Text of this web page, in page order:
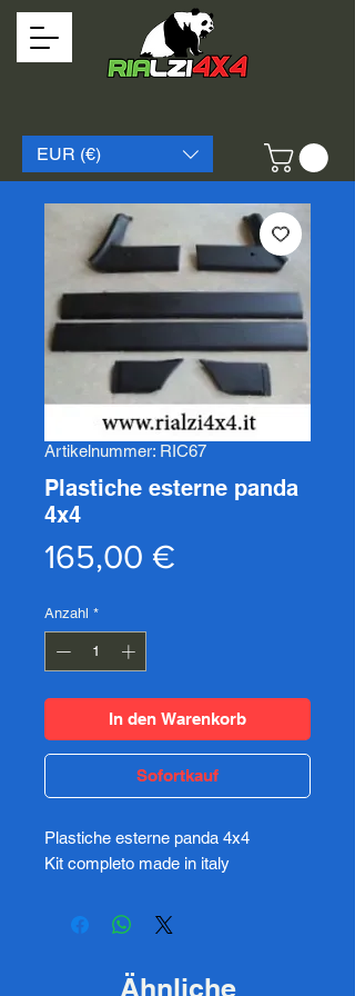
EUR (€)
Artikelnummer: RIC67
Plastiche esterne panda
4x4
165,00 €
Anzahl *
In den Warenkorb
Sofortkauf
Plastiche esterne panda 4x4
Kit completo made in italy
Ähnliche